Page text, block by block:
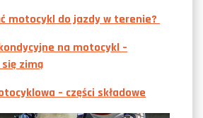
motocykl do jazdy w terenie?
na motocykl –
zimą
– części składowe